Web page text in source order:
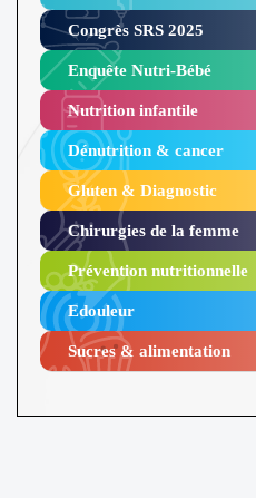
Congrès SRS 2025 ​
Enquête Nutri-Bébé ​
Nutrition infantile
Dénutrition & cancer
Gluten & Diagnostic
Chirurgies de la femme
Prévention nutritionnelle
Edouleur​
Sucres & alimentation​